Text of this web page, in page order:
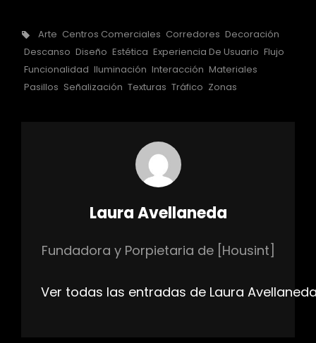
Etiquetas,
Arte Centros Comerciales Corredores Decoración
Descanso Diseño Estética Experiencia De Usuario Flujo
Funcionalidad Iluminación Interacción Materiales
Pasillos Señalización Texturas Tráfico Zonas
Autor:
Laura Avellaneda
Fundadora y Porpietaria de [Housint]
Ver todas las entradas de Laura